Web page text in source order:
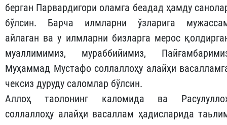
берган Парвардигори оламга беадад ҳамду
бўлсин. Барча илмларни ўзларига
айлаган ва у илмларни бизларга мерос
муаллимимиз, мураббийимиз,
Муҳаммад Мустафо соллаллоҳу алайҳи
чексиз дуруду саломлар бўлсин.
Аллоҳ таолонинг каломида ва
соллаллоҳу алайҳи васаллам ҳадисларида